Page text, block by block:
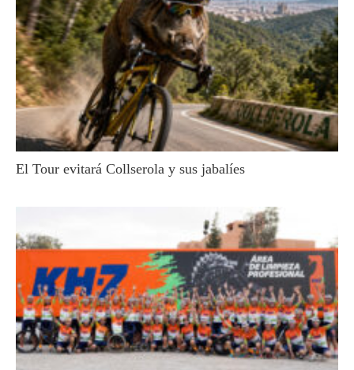
El Tour evitará Collserola y sus jabalíes